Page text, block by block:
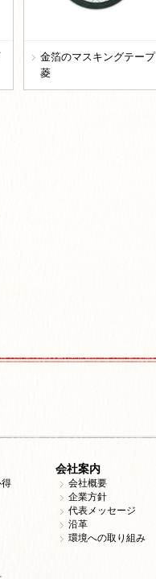
金箔のマスキングテープ
菱
会社案内
会社概要
企業方針
代表メッセージ
沿革
環境への取り組み